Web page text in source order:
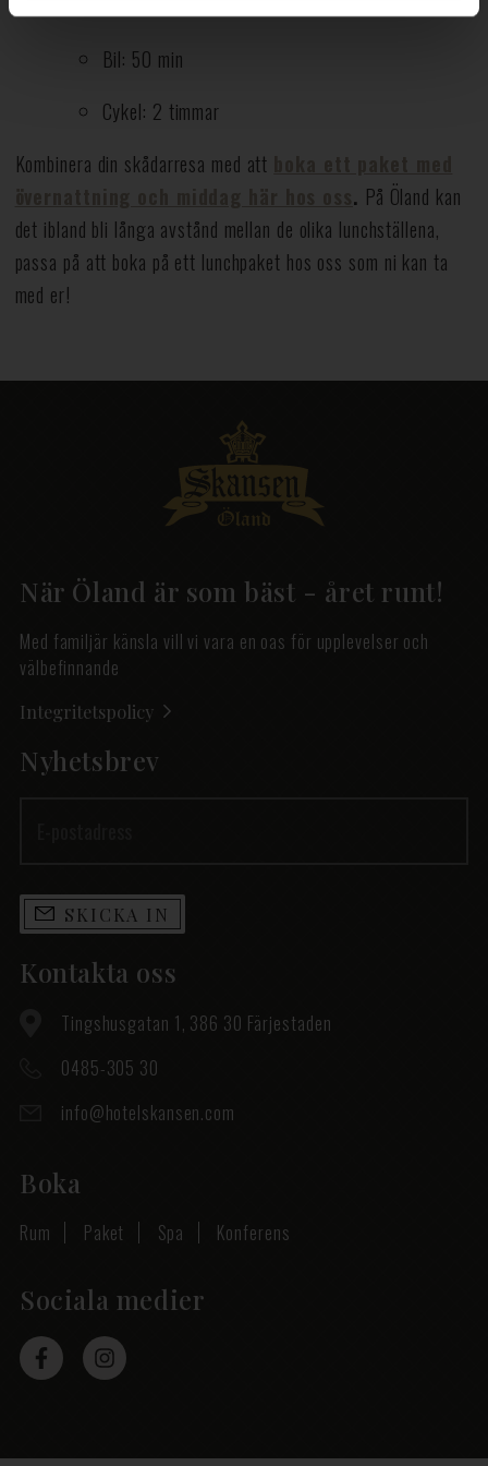
Tidsavstånd från Hotel Skansen:
Bil: 50 min
Cykel: 2 timmar
Kombinera din skådarresa med att
. På Öland kan
det ibland bli långa avstånd mellan de olika lunchställena,
passa på att boka på ett lunchpaket hos oss som ni kan ta
med er!
När Öland är som bäst - året runt!
Med familjär känsla vill vi vara en oas för upplevelser och
välbefinnande
Integritetspolicy
Nyhetsbrev
SKICKA IN
Kontakta oss
Tingshusgatan 1, 386 30 Färjestaden
0485-305 30
info@hotelskansen.com
Boka
Rum Paket Spa Konferens
Sociala medier